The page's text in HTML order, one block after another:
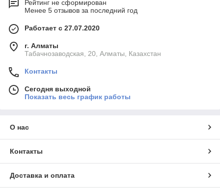
Рейтинг не сформирован
Менее 5 отзывов за последний год
Работает с 27.07.2020
г. Алматы
Табачнозаводская, 20, Алматы, Казахстан
Контакты
Сегодня выходной
Показать весь график работы
О нас
Контакты
Доставка и оплата